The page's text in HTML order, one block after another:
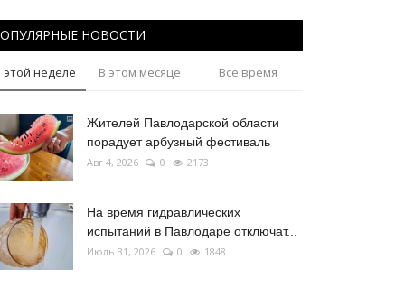
НОВОСТИ
этой неделе В этом месяце Все время
Жителей Павлодарской области
порадует арбузный фестиваль
Авг 4, 2026 0 2173
На время гидравлических
испытаний в Павлодаре отключат...
Июль 31, 2026 0 1848